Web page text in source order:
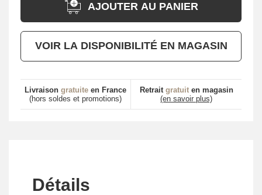
AJOUTER AU PANIER
VOIR LA DISPONIBILITÉ EN MAGASIN
Livraison gratuite en France
(hors soldes et promotions)
Retrait gratuiten magasin
(en savoir plus)
Détails